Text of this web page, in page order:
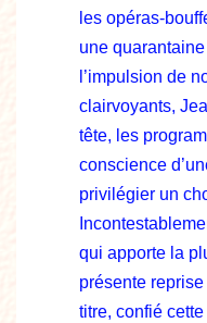
les opéras-
une
l’impulsion de
clairvoyants,
tête, les
conscience
privilégier un
qui apporte la
présente
titre, confié